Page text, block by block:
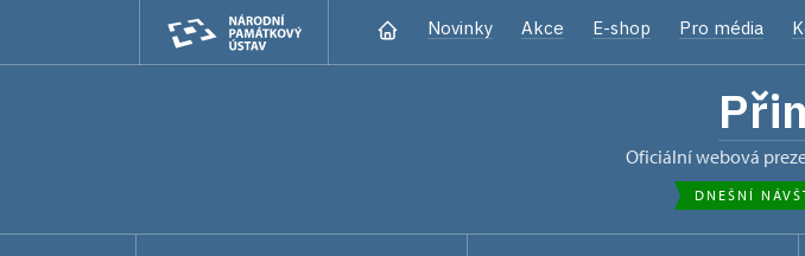
Novinky Akce E-shop Pro média
oficiální webová
DNEŠNÍ